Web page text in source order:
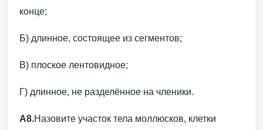
конце;
Б) длинное, состоящее из сегментов;
В) плоское лентовидное;
Г) длинное, не разделённое на членики.
А8.Назовите участок тела моллюсков, клетки